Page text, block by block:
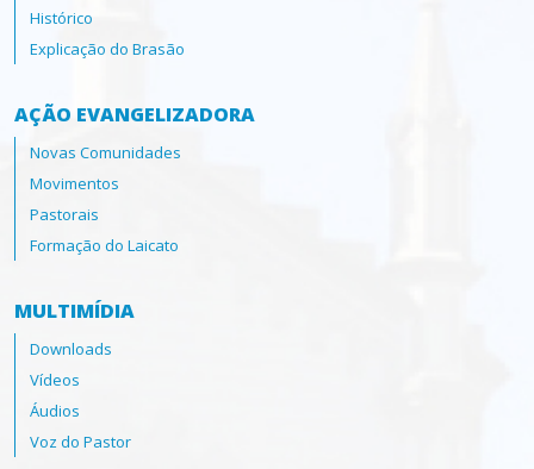
Histórico
Explicação do Brasão
AÇÃO EVANGELIZADORA
Novas Comunidades
Movimentos
Pastorais
Formação do Laicato
MULTIMÍDIA
Downloads
Vídeos
Áudios
Voz do Pastor